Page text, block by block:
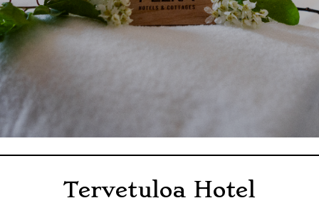
Tervetuloa Hotel